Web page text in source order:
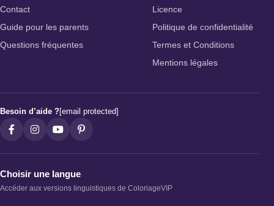
Contact
Guide pour les parents
Questions fréquentes
Licence
Politique de confidentialité
Termes et Conditions
Mentions légales
Besoin d’aide ?[email protected]
Choisir une langue
Accéder aux versions linguistiques de ColoriageVIP